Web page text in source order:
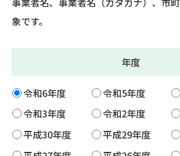
象です。
年度
令和6年度 令和5年度
令和3年度
令和2年度
平成30年度
平成29年度